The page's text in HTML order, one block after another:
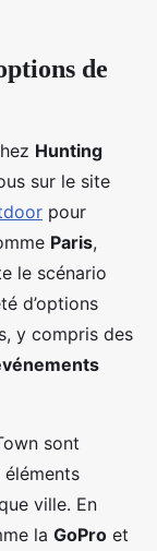
de
Hunting
sur le site
pour
Paris,
le scénario
d’options
y compris des
sont
ville. En
la GoPro et